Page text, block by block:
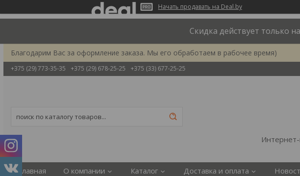
Начать продавать на Deal.by
Скидка действует только
Благодарим Вас за оформление заказа. Мы его обработаем в рабочее время)
+375 (29) 773-35-35 +375 (29) 678-25-25 +375 (33) 677-25-25
Главная О компании Каталог Доставка и оплата